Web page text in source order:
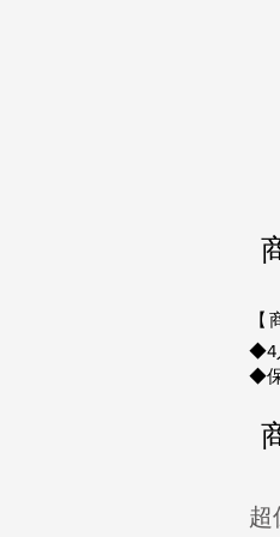
【
◆4
◆
超